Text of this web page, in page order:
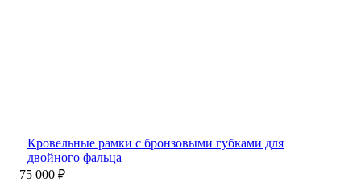
Кровельные рамки с бронзовыми губками для
двойного фальца
75 000 ₽